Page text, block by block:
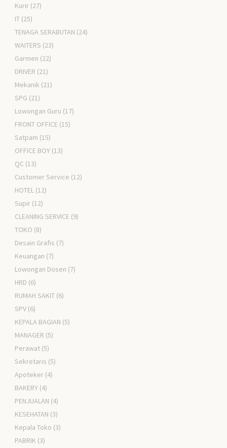
Kurir (27)
IT (25)
TENAGA SERABUTAN (24)
WAITERS (23)
Garmen (22)
DRIVER (21)
Mekanik (21)
SPG (21)
Lowongan Guru (17)
FRONT OFFICE (15)
Satpam (15)
OFFICE BOY (13)
QC (13)
Customer Service (12)
HOTEL (12)
Supir (12)
CLEANING SERVICE (9)
TOKO (8)
Desain Grafis (7)
Keuangan (7)
Lowongan Dosen (7)
HRD (6)
RUMAH SAKIT (6)
SPV (6)
KEPALA BAGIAN (5)
MANAGER (5)
Perawat (5)
Sekretaris (5)
Apoteker (4)
BAKERY (4)
PENJUALAN (4)
KESEHATAN (3)
Kepala Toko (3)
PABRIK (3)